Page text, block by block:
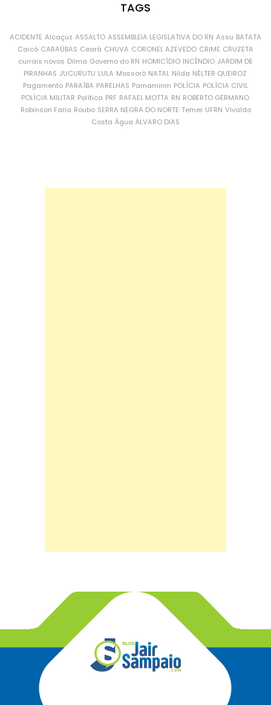
TAGS
ACIDENTE Alcaçuz ASSALTO ASSEMBLEIA LEGISLATIVA DO RN Assu BATATA
Caicó CARAÚBAS Ceará CHUVA CORONEL AZEVEDO CRIME CRUZETA
currais novos Dilma Governo do RN HOMICÍDIO INCÊNDIO JARDIM DE
PIRANHAS JUCURUTU LULA Mossoró NATAL Nilda NÉLTER QUEIROZ
Pagamento PARAÍBA PARELHAS Parnamirim POLÍCIA POLÍCIA CIVIL
POLÍCIA MILITAR Política PRF RAFAEL MOTTA RN ROBERTO GERMANO
Robinson Faria Roubo SERRA NEGRA DO NORTE Temer UFRN Vivaldo
Costa Água ÁLVARO DIAS